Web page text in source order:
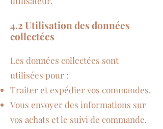
4.2 Utilisation des données
collectées
Les données collectées sont
utilisées pour :
Traiter et expédier vos commandes.
Vous envoyer des informations sur
vos achats et le suivi de commande.